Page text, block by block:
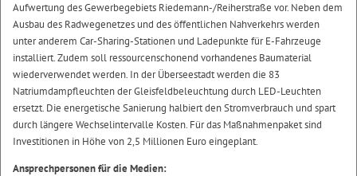
Aufwertung des Gewerbegebiets Riedemann-/Reiherstraße vor. Neben dem
Ausbau des Radwegenetzes und des öffentlichen Nahverkehrs werden
unter anderem Car-Sharing-Stationen und Ladepunkte für E-Fahrzeuge
installiert. Zudem soll ressourcenschonend vorhandenes Baumaterial
wiederverwendet werden. In der Überseestadt werden die 83
Natriumdampfleuchten der Gleisfeldbeleuchtung durch LED-Leuchten
ersetzt. Die energetische Sanierung halbiert den Stromverbrauch und spart
durch längere Wechselintervalle Kosten. Für das Maßnahmenpaket sind
Investitionen in Höhe von 2,5 Millionen Euro eingeplant.
Ansprechpersonen für die Medien: